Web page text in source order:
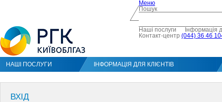
Меню
Пошук
Наші послуги
Інформація
Контакт-центр (044) 36 46
НАШІ ПОСЛУГИ ІНФОРМАЦІЯ ДЛЯ КЛІЄНТІВ
ВХІД